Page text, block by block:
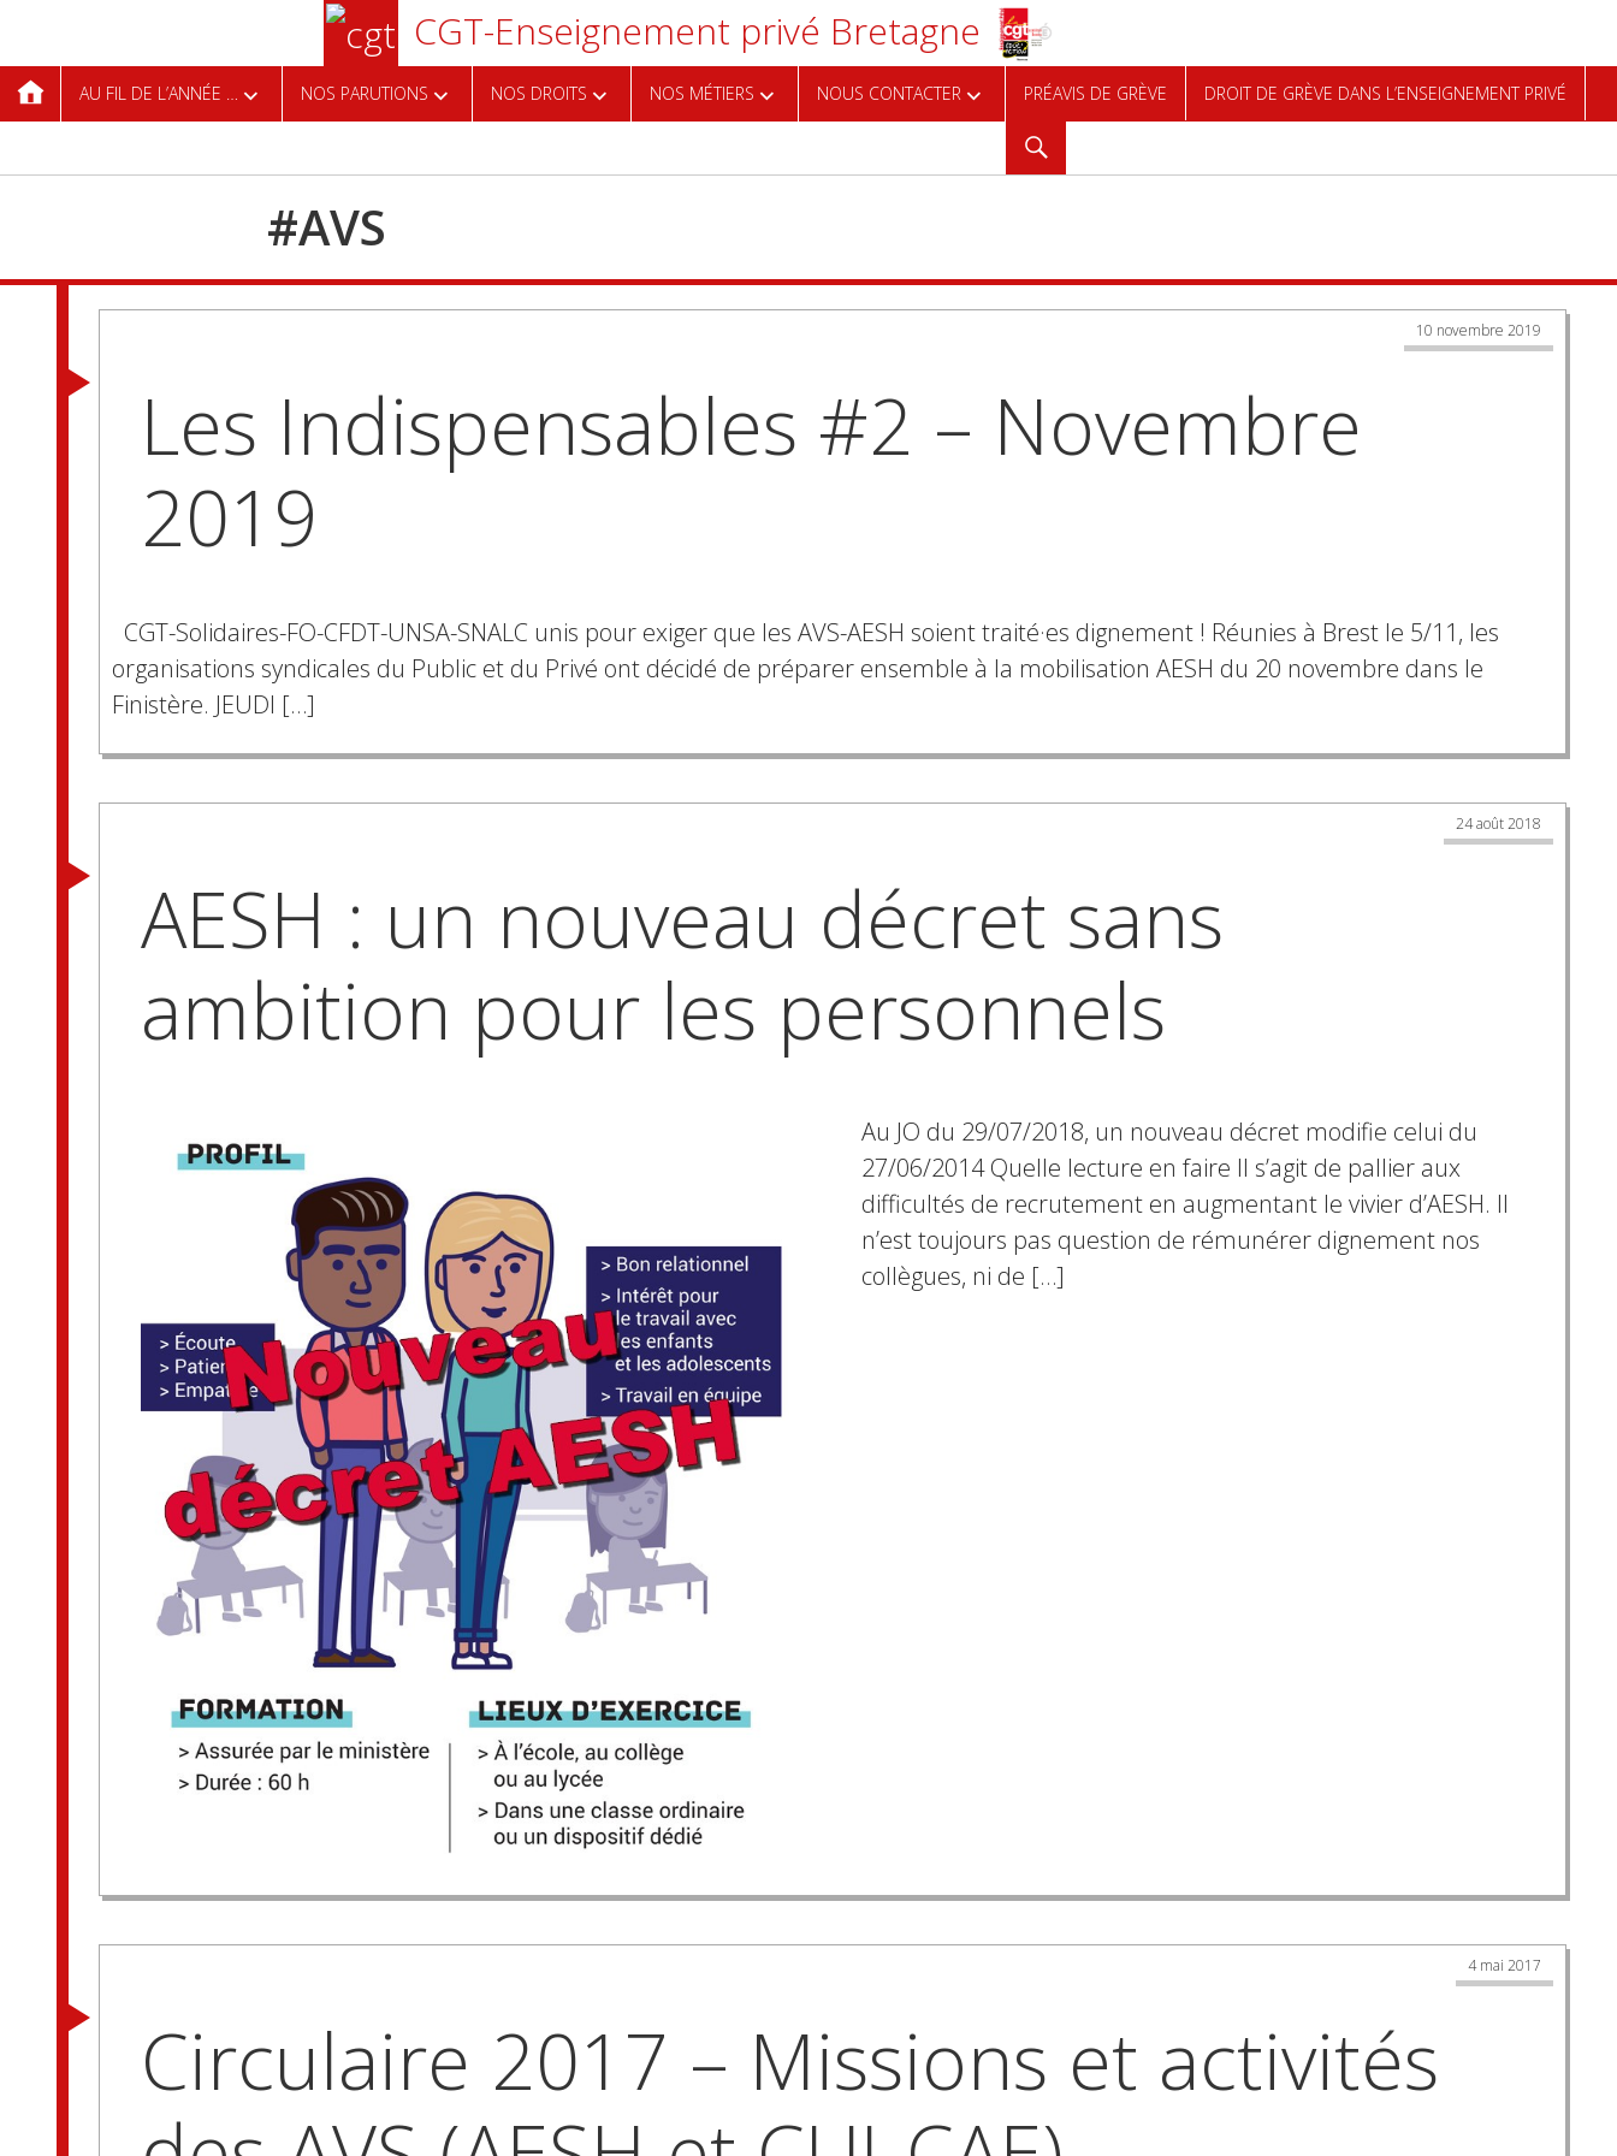
contenu
principal
CGT-Enseignement privé Bretagne
AU FIL DE L’ANNÉE … NOS PARUTIONS NOS DROITS NOS MÉTIERS NOUS CONTACTER PRÉAVIS DE GRÈVE DROIT DE GRÈVE DANS L’ENSEIGNEMENT PRIVÉ
Recherche
#AVS
10 novembre 2019
Les Indispensables #2 – Novembre
2019
CGT-Solidaires-FO-CFDT-UNSA-SNALC unis pour exiger que les AVS-AESH soient traité·es dignement ! Réunies à Brest le 5/11, les
organisations syndicales du Public et du Privé ont décidé de préparer ensemble à la mobilisation AESH du 20 novembre dans le
Finistère. JEUDI […]
24 août 2018
AESH : un nouveau décret sans
ambition pour les personnels
Au JO du 29/07/2018, un nouveau décret modifie celui du
27/06/2014 Quelle lecture en faire Il s’agit de pallier aux
difficultés de recrutement en augmentant le vivier d’AESH. Il
n’est toujours pas question de rémunérer dignement nos
collègues, ni de […]
4 mai 2017
Circulaire 2017 – Missions et activités